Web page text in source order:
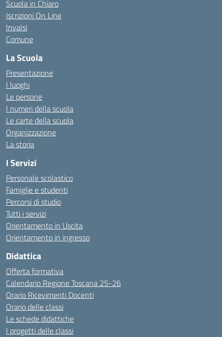
Scuola in Chiaro
Iscrizioni On Line
Invalsi
Comune
La Scuola
Presentazione
I luoghi
Le persone
I numeri della scuola
Le carte della scuola
Organizzazione
La storia
I Servizi
Personale scolastico
Famiglie e studenti
Percorsi di studio
Tutti i servizi
Orientamento in Uscita
Orientamento in ingresso
Didattica
Offerta formativa
Calendario Regione Toscana 25-26
Orario Ricevimenti Docenti
Orario delle classi
Le schede didattiche
I progetti delle classi